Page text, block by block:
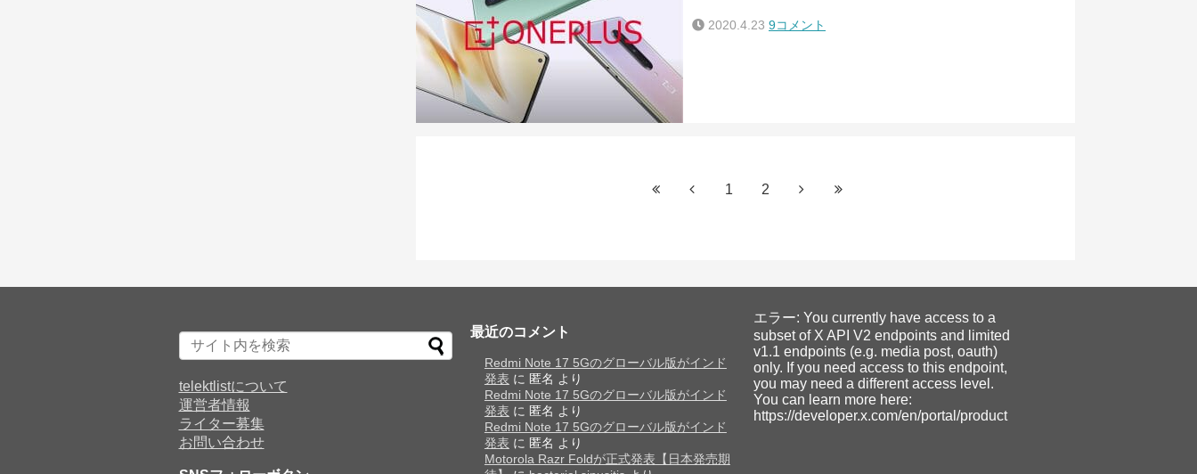
2020.4.23 9コメント
1 2
telektlistについて
運営者情報
ライター募集
お問い合わせ
最近のコメント
Redmi Note 17 5Gのグローバル版がインド
発表 に 匿名 より
Redmi Note 17 5Gのグローバル版がインド
発表 に 匿名 より
Redmi Note 17 5Gのグローバル版がインド
発表 に 匿名 より
Motorola Razr Foldが正式発表【日本発売期
エラー: You currently have access to a
subset of X API V2 endpoints and limited
v1.1 endpoints (e.g. media post, oauth)
only. If you need access to this endpoint,
you may need a different access level.
You can learn more here:
https://developer.x.com/en/portal/product